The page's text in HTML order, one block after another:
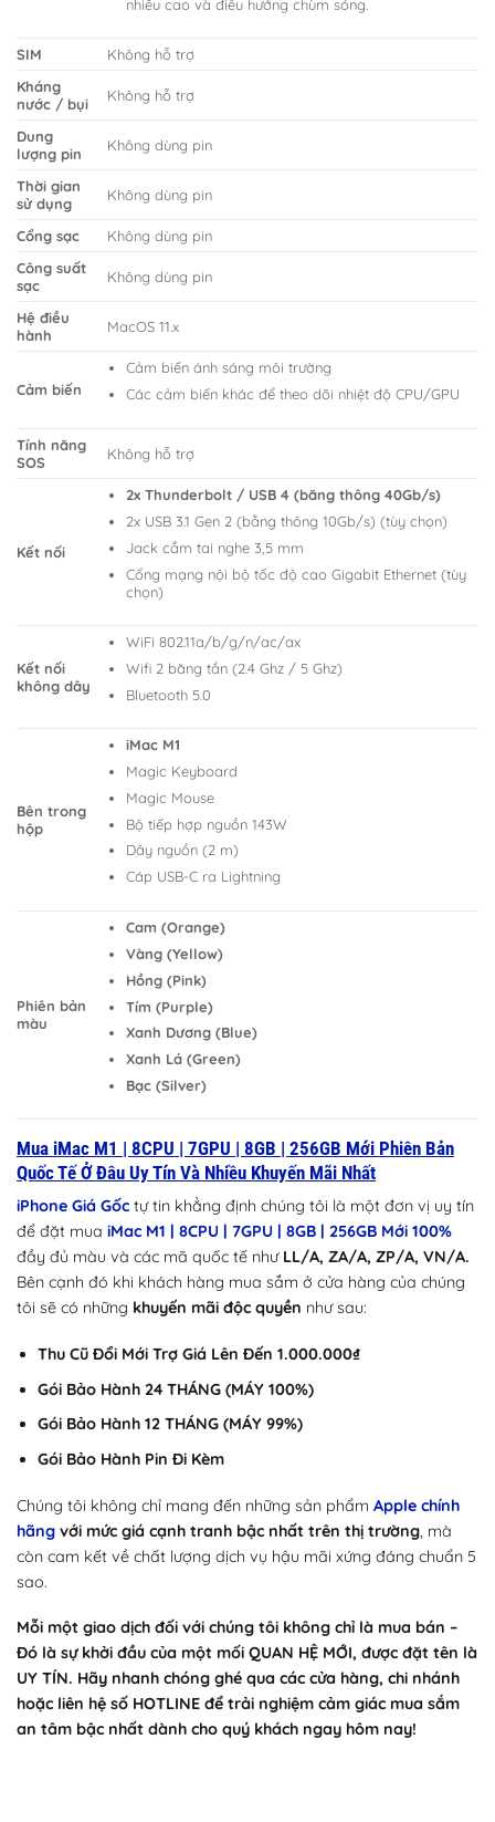
nhiễu cao và điều hướng chùm sóng.
SIM
Không hỗ trợ
Kháng
nước / bụi
Không hỗ trợ
Dung
lượng pin
Không dùng pin
Thời gian
sử dụng
Không dùng pin
Cổng sạc
Không dùng pin
Công suất
sạc
Không dùng pin
Hệ điều
hành
MacOS 11.x
Cảm biến
Cảm biến ánh sáng môi trường
Các cảm biến khác để theo dõi nhiệt độ CPU/GPU
Tính năng
SOS
Không hỗ trợ
Kết nối
2x Thunderbolt / USB 4 (băng thông 40Gb/s)
2x USB 3.1 Gen 2 (bằng thông 10Gb/s) (tùy chọn)
Jack cắm tai nghe 3,5 mm
Cổng mạng nội bộ tốc độ cao Gigabit Ethernet (tùy
chọn)
Kết nối
không dây
WiFi 802.11a/b/g/n/ac/ax
Wifi 2 băng tần (2.4 Ghz / 5 Ghz)
Bluetooth 5.0
Bên trong
hộp
iMac M1
Magic Keyboard
Magic Mouse
Bộ tiếp hợp nguồn 143W
Dây nguồn (2 m)
Cáp USB-C ra Lightning
Phiên bản
màu
Cam (Orange)
Vàng (Yellow)
Hồng (Pink)
Tím (Purple)
Xanh Dương (Blue)
Xanh Lá (Green)
Bạc (Silver)
Mua iMac M1 | 8CPU | 7GPU | 8GB | 256GB Mới Phiên Bản
Quốc Tế Ở Đâu Uy Tín Và Nhiều Khuyến Mãi Nhất
iPhone Giá Gốc tự tin khẳng định chúng tôi là một đơn vị uy tín
để đặt mua iMac M1 | 8CPU | 7GPU | 8GB | 256GB Mới 100%
đầy đủ màu và các mã quốc tế như LL/A, ZA/A, ZP/A, VN/A.
Bên cạnh đó khi khách hàng mua sắm ở cửa hàng của chúng
tôi sẽ có những khuyến mãi độc quyền như sau:
Thu Cũ Đổi Mới Trợ Giá Lên Đến 1.000.000₫
Gói Bảo Hành 24 THÁNG (MÁY 100%)
Gói Bảo Hành 12 THÁNG (MÁY 99%)
Gói Bảo Hành Pin Đi Kèm
Chúng tôi không chỉ mang đến những sản phẩm Apple chính
hãng với mức giá cạnh tranh bậc nhất trên thị trường, mà
còn cam kết về chất lượng dịch vụ hậu mãi xứng đáng chuẩn 5
sao.
Mỗi một giao dịch đối với chúng tôi không chỉ là mua bán –
Đó là sự khởi đầu của một mối QUAN HỆ MỚI, được đặt tên là
UY TÍN. Hãy nhanh chóng ghé qua các cửa hàng, chi nhánh
hoặc liên hệ số HOTLINE để trải nghiệm cảm giác mua sắm
an tâm bậc nhất dành cho quý khách ngay hôm nay!